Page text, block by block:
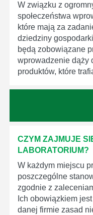
W związku z
społeczeństwa
które mają za
dziedziny
będą zobowiązane
wprowadzenie dąży
produktów, które
CZYM ZAJMUJE
LABORATORIUM?
W każdym miejscu
poszczególne
zgodnie z
Ich obowiązkiem
danej firmie zasad